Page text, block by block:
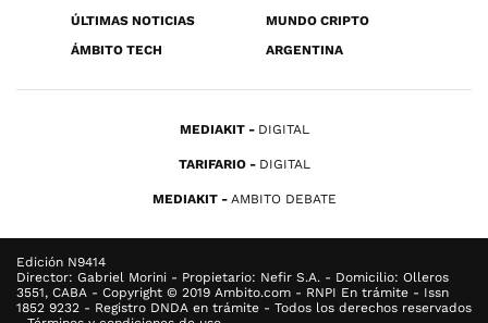
ÚLTIMAS NOTICIAS
MUNDO CRIPTO
ÁMBITO TECH
ARGENTINA
MEDIAKIT DIGITAL
TARIFARIO DIGITAL
MEDIAKIT AMBITO DEBATE
Edición N9414
Director: Gabriel Morini - Propietario: Nefir S.A. - Domicilio: Olleros
3551, CABA - Copyright © 2019 Ambito.com - RNPI En trámite - Issn
1852 9232 - Registro DNDA en trámite - Todos los derechos reservados